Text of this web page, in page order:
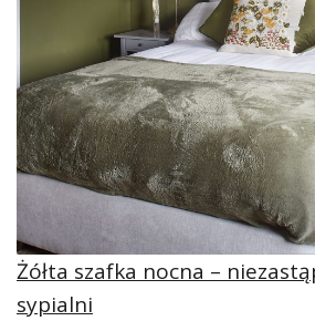
Żółta szafka nocna –
sypialni